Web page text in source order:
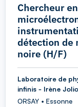
Chercheur en
détection de
noire (H/F)
Laboratoire de
infinis - Irène
ORSAY • Essonne